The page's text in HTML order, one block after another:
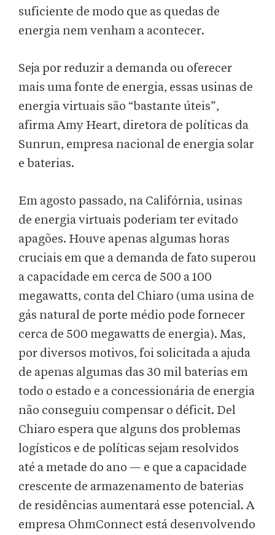
suficiente de modo que as quedas de
energia nem venham a acontecer.
Seja por reduzir a demanda ou oferecer
mais uma fonte de energia, essas usinas de
energia virtuais são “bastante úteis”,
afirma Amy Heart, diretora de políticas da
Sunrun, empresa nacional de energia solar
e baterias.
Em agosto passado, na Califórnia, usinas
de energia virtuais poderiam ter evitado
apagões. Houve apenas algumas horas
cruciais em que a demanda de fato superou
a capacidade em cerca de 500 a 100
megawatts, conta del Chiaro (uma usina de
gás natural de porte médio pode fornecer
cerca de 500 megawatts de energia). Mas,
por diversos motivos, foi solicitada a ajuda
de apenas algumas das 30 mil baterias em
todo o estado e a concessionária de energia
não conseguiu compensar o déficit. Del
Chiaro espera que alguns dos problemas
logísticos e de políticas sejam resolvidos
até a metade do ano — e que a capacidade
crescente de armazenamento de baterias
de residências aumentará esse potencial. A
empresa OhmConnect está desenvolvendo